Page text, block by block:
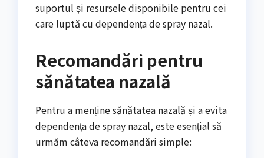
suportul și resursele disponibile pentru cei
care luptă cu dependența de spray nazal.
Recomandări pentru
sănătatea nazală
Pentru a menține sănătatea nazală și a evita
dependența de spray nazal, este esențial să
urmăm câteva recomandări simple: